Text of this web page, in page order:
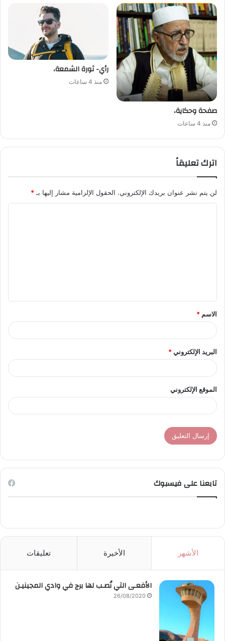
صفحة وحكاية،
منذ 4 ساعات
رأي- ثورة الشمعة،
منذ 4 ساعات
اترك تعليقاً
لن يتم نشر عنوان بريدك الإلكتروني. الحقول الإلزامية مشار إليها بـ *
ق
*
الاسم *
البريد الإلكتروني*
الموقع الإلكتروني
تابعنا على فيسبوك
الأشهر الأخيرة تعليقات
الأفعـى التي نُصـب لها برج في وادي المجينيـن
26/08/2020